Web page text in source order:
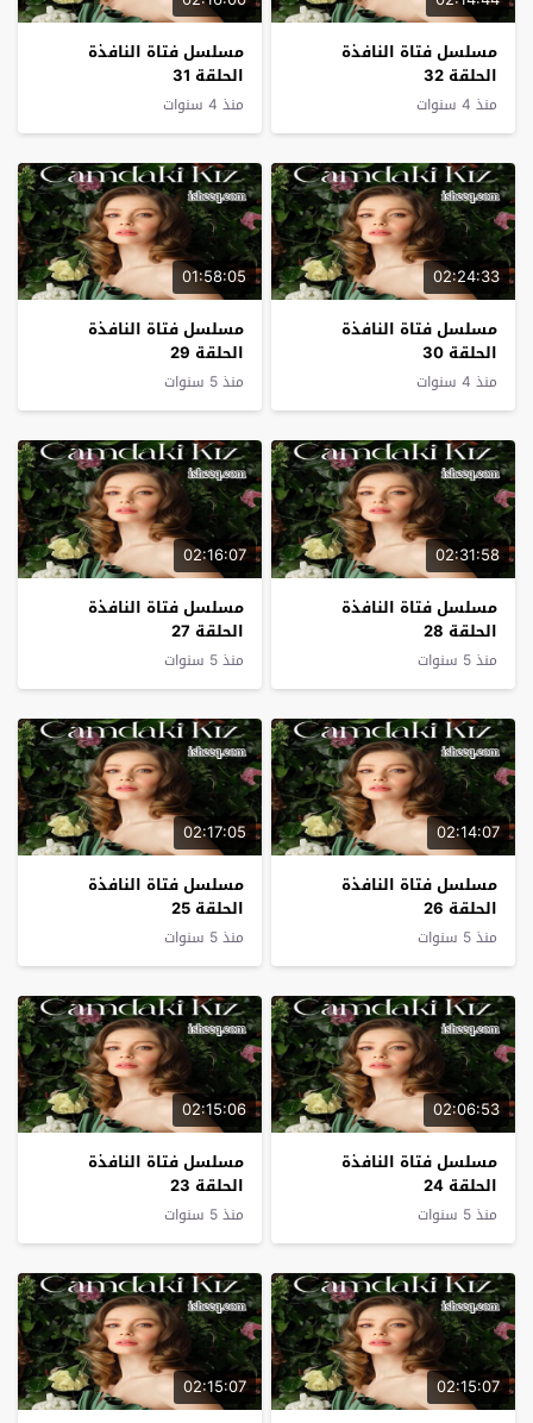
مسلسل فتاة النافذة
الحلقة 32
منذ 4 سنوات
مسلسل فتاة النافذة
الحلقة 31
منذ 4 سنوات
02:24:33
مسلسل فتاة النافذة
الحلقة 30
منذ 4 سنوات
01:58:05
مسلسل فتاة النافذة
الحلقة 29
منذ 5 سنوات
02:31:58
مسلسل فتاة النافذة
الحلقة 28
منذ 5 سنوات
02:16:07
مسلسل فتاة النافذة
الحلقة 27
منذ 5 سنوات
02:14:07
مسلسل فتاة النافذة
الحلقة 26
منذ 5 سنوات
02:17:05
مسلسل فتاة النافذة
الحلقة 25
منذ 5 سنوات
02:06:53
مسلسل فتاة النافذة
الحلقة 24
منذ 5 سنوات
02:15:06
مسلسل فتاة النافذة
الحلقة 23
منذ 5 سنوات
02:15:07
02:15:07